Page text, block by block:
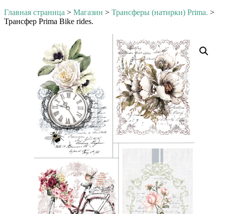
Главная страница > Магазин > Трансферы (натирки) Prima. >
Трансфер Prima Bike rides.